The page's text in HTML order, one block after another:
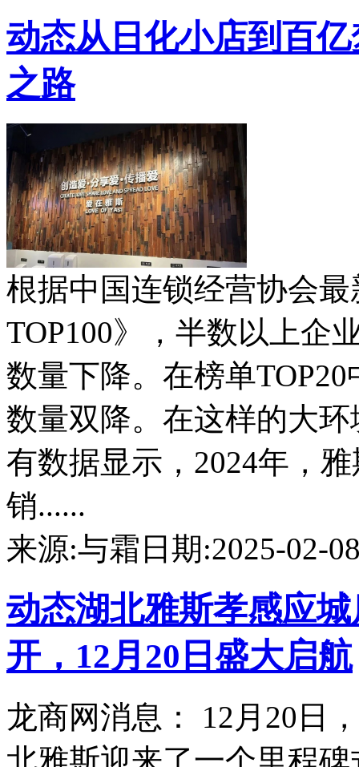
动态从日化小店到百
之路
根据中国连锁经营协会
TOP100》，半数以上企
数量下降。在榜单
数量双降。在这样的大
有数据显示，2024年，
销......
来源:与霜 日期:2025-02-
动态湖北雅斯孝感应
开，12月20日盛大启航
龙商网消息： 12月20日